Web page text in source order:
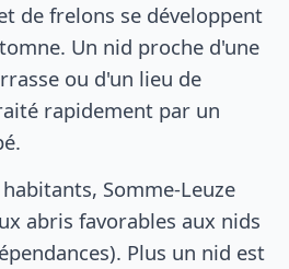
de frelons se développent
Un nid proche d'une
ou d'un lieu de
rapidement par un
Somme-Leuze
abris favorables aux nids
Plus un nid est